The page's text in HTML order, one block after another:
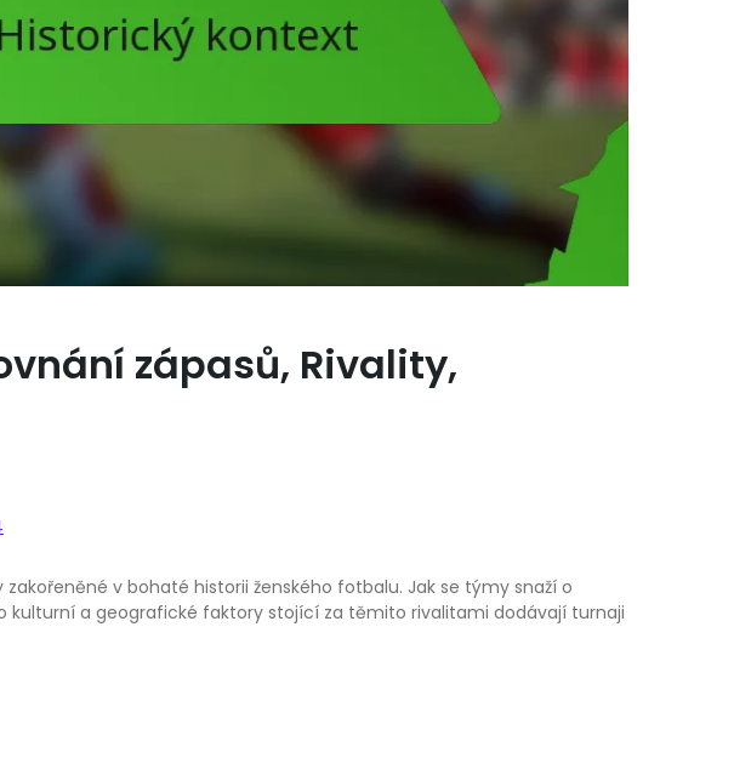
zápasů, Rivality,
v bohaté historii ženského fotbalu. Jak se týmy snaží o
a geografické faktory stojící za těmito rivalitami dodávají turnaji